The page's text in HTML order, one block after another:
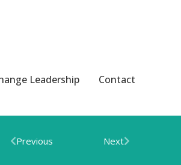
Leadership Contact
Previous Next